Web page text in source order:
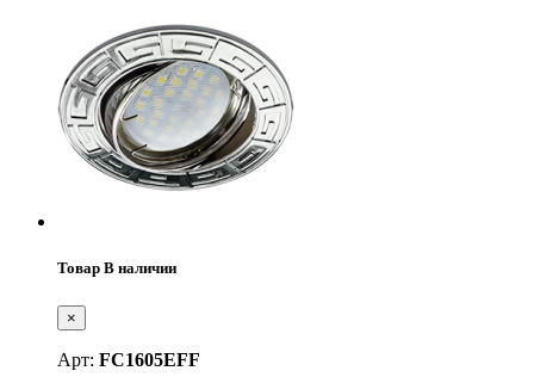
Товар В наличии
×
Арт: FC1605EFF